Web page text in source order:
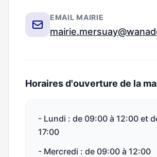
EMAIL MAIRIE
Horaires d'ouverture de la
- Lundi : de 09:00 à 12:00 et
17:00
- Mercredi : de 09:00 à 12:00